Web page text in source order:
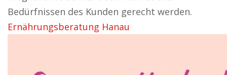
Bedürfnissen des Kunden gerecht werden.
Ernährungsberatung Hanau